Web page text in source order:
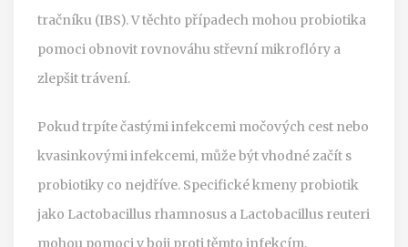
tračníku (IBS). V těchto případech mohou probiotika
pomoci obnovit rovnováhu střevní mikroflóry a
zlepšit trávení.
Pokud trpíte častými infekcemi močových cest nebo
kvasinkovými infekcemi, může být vhodné začít s
probiotiky co nejdříve. Specifické kmeny probiotik
jako Lactobacillus rhamnosus a Lactobacillus reuteri
mohou pomoci v boji proti těmto infekcím.